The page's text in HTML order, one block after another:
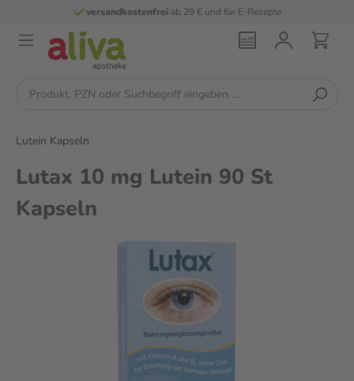
versandkostenfreiab 29 € und für E-Rezepte
Lutein Kapseln
Lutax 10 mg Lutein 90 St
Kapseln